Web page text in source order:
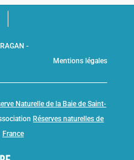
-
Mentions légales
Naturelle de la Baie de Saint-
Réserves naturelles de
France